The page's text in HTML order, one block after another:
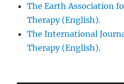
The Earth Association
Therapy (English).
The International
Therapy (English).